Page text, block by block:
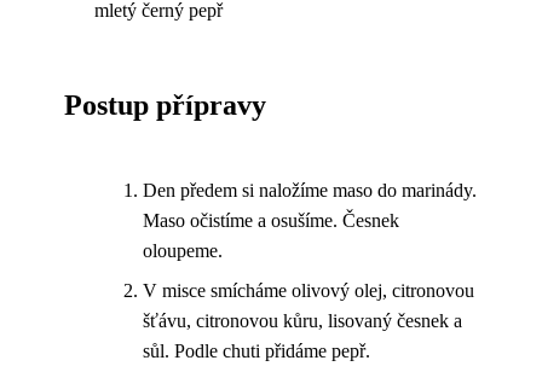
mletý černý pepř
Postup přípravy
Den předem si naložíme maso do marinády.
Maso očistíme a osušíme. Česnek
oloupeme.
V misce smícháme olivový olej, citronovou
šťávu, citronovou kůru, lisovaný česnek a
sůl. Podle chuti přidáme pepř.